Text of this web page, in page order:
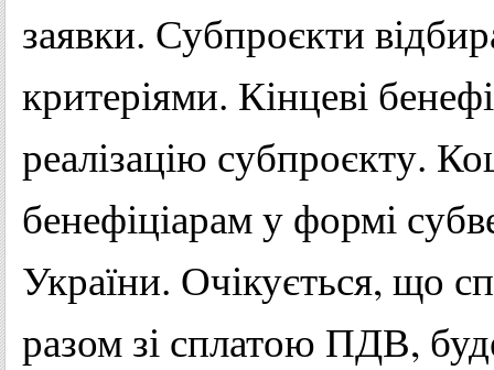
заявки. Субпроєкти
критеріями. Кінцеві
реалізацію субпроєкту.
бенефіціарам у формі
України. Очікується, що
разом зі сплатою ПДВ,